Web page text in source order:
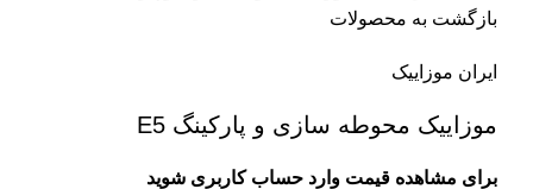
بازگشت به محصولات
ایران موزاییک
موزاییک محوطه سازی و پارکینگ E5
برای مشاهده قیمت وارد حساب کاربری شوید